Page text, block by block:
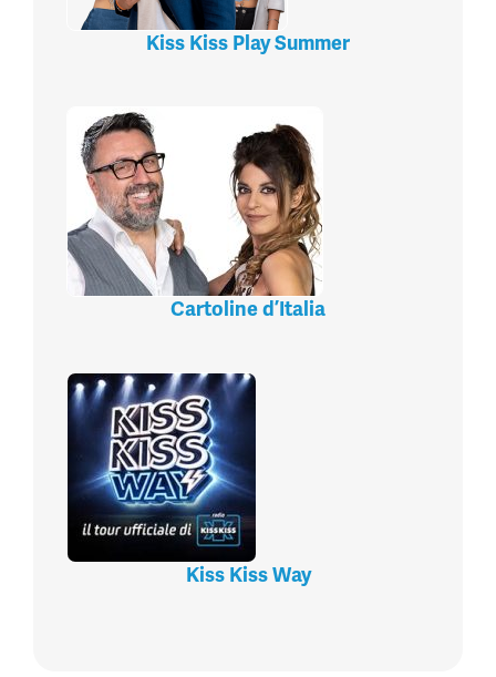
Kiss Kiss Play Summer
Cartoline d’Italia
Kiss Kiss Way